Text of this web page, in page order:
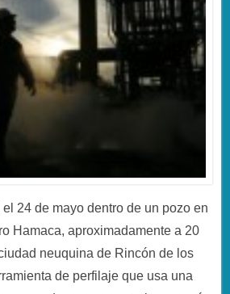
24 de mayo dentro de un pozo en
Hamaca, aproximadamente a 20
neuquina de Rincón de los
de perfilaje que usa una